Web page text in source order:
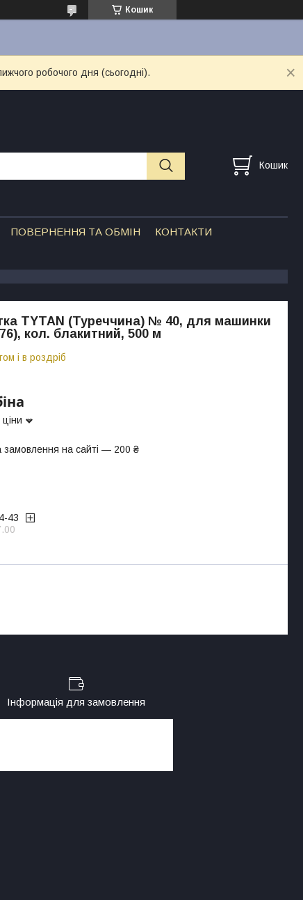
Кошик
робочого дня (сьогодні).
Кошик
ПОВЕРНЕННЯ ТА ОБМІН КОНТАКТИ
TYTAN (Туреччина) № 40, для машинки
кол. блакитний, 500 м
і в роздріб
замовлення на сайті — 200 ₴
43
Інформація для замовлення